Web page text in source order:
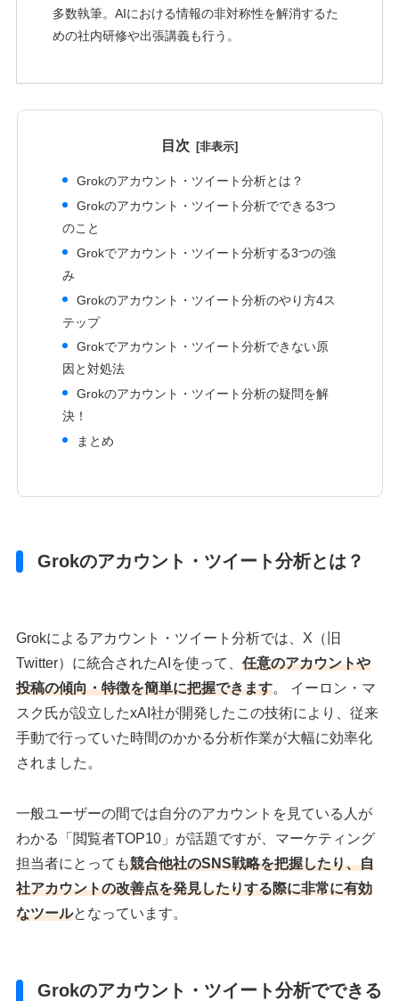
多数執筆。AIにおける情報の非対称性を解消するた
めの社内研修や出張講義も行う。
目次
Grokのアカウント・ツイート分析とは？
Grokのアカウント・ツイート分析でできる3つ
のこと
Grokでアカウント・ツイート分析する3つの強
み
Grokのアカウント・ツイート分析のやり方4ス
テップ
Grokでアカウント・ツイート分析できない原
因と対処法
Grokのアカウント・ツイート分析の疑問を解
決！
まとめ
Grokのアカウント・ツイート分析とは？
Grokによるアカウント・ツイート分析では、X（旧
Twitter）に統合されたAIを使って、任意のアカウントや
投稿の傾向・特徴を簡単に把握できます。 イーロン・マ
スク氏が設立したxAI社が開発したこの技術により、従来
手動で行っていた時間のかかる分析作業が大幅に効率化
されました。
一般ユーザーの間では自分のアカウントを見ている人が
わかる「閲覧者TOP10」が話題ですが、マーケティング
担当者にとっても競合他社のSNS戦略を把握したり、自
社アカウントの改善点を発見したりする際に非常に有効
なツールとなっています。
Grokのアカウント・ツイート分析でできる